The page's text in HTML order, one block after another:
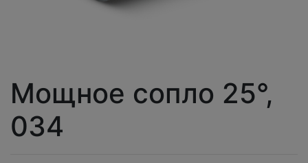
Мощное сопло 25°,
034